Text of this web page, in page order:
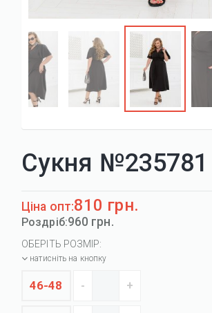
Сукня №235781
Ціна опт:810 грн.
Роздріб:960 грн.
ОБЕРІТЬ РОЗМІР:
натисніть на кнопку
46-48